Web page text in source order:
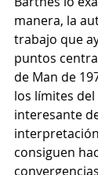
manera, la
trabajo que
puntos
de Man de
los límites
interesante
consiguen